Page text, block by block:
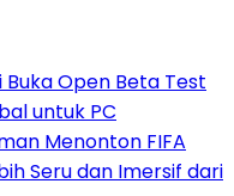
Open Beta Test
untuk PC
Menonton FIFA
Seru dan Imersif dari